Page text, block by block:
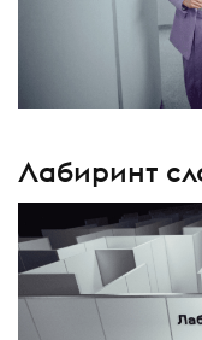
Лабиринт